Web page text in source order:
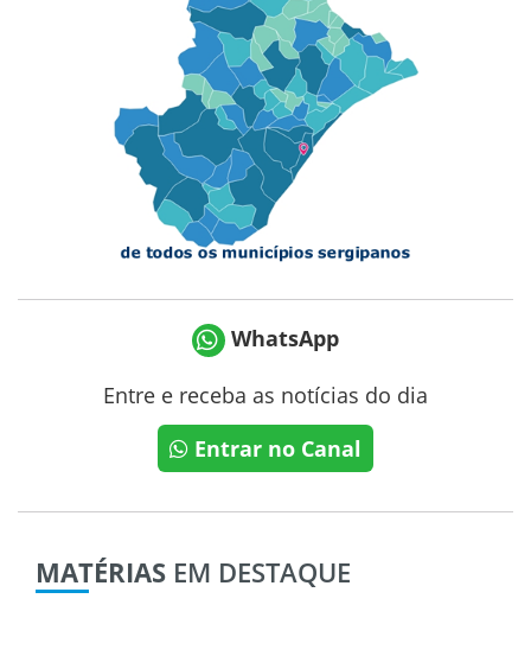
WhatsApp
Entre e receba as notícias do dia
Entrar no Canal
MATÉRIAS EM DESTAQUE